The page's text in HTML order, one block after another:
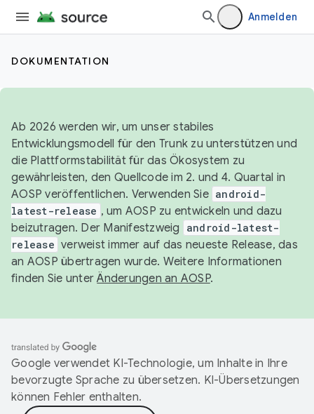
Anmelden
DOKUMENTATION
Ab 2026 werden wir, um unser stabiles
Entwicklungsmodell für den Trunk zu unterstützen und
die Plattformstabilität für das Ökosystem zu
gewährleisten, den Quellcode im 2. und 4. Quartal in
AOSP veröffentlichen. Verwenden Sie android-
latest-release , um AOSP zu entwickeln und dazu
beizutragen. Der Manifestzweig
android-latest-
release verweist immer auf das neueste Release, das
an AOSP übertragen wurde. Weitere Informationen
finden Sie unterÄnderungen an AOSP.
Google verwendet KI-Technologie, um Inhalte in Ihre
bevorzugte Sprache zu übersetzen. KI-Übersetzungen
können Fehler enthalten.